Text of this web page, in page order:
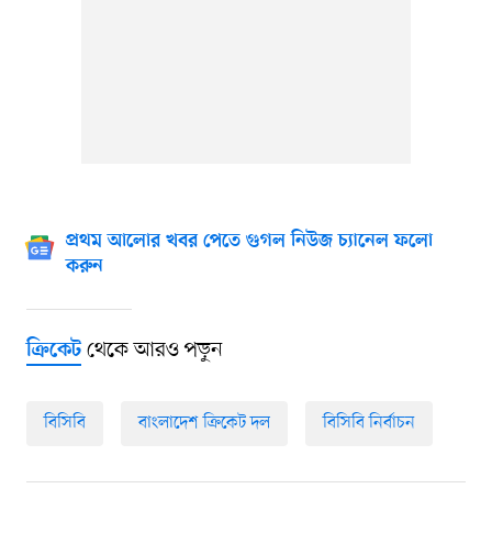
প্রথম আলোর খবর পেতে গুগল নিউজ চ্যানেল ফলো
করুন
ক্রিকেটথেকে আরও পড়ুন
বিসিবি বাংলাদেশ ক্রিকেট দল বিসিবি নির্বাচন